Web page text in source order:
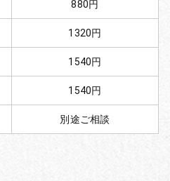
880円
1320円
1540円
1540円
別途ご相談